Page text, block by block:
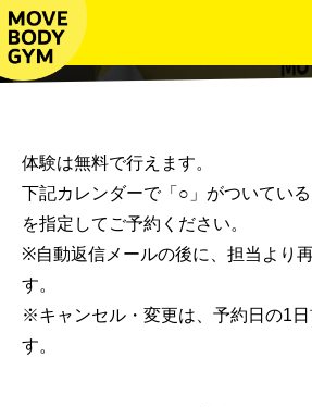
スケジュール
体験は無料で行えます。
下記カレンダーで「○」がついてい
を指定してご予約ください。
※自動返信メールの後に、担当より
す。
※キャンセル・変更は、予約日の1日
す。